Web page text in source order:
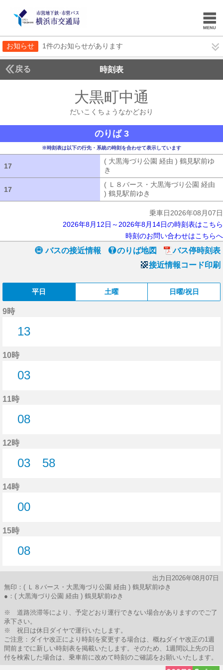
お知らせ 1件のお知らせがあります
戻る 時刻表
大黒町中通
だいこくちょうなかどおり
のりば 3
※時刻表は以下の行先・系統の時刻を合わせて表示しています
17
( 大黒海づり公園 経由 ) 鶴見駅前ゆ
き
17
( Ｌ８バース・大黒海づり公園 経由
) 鶴見駅前ゆき
乗車日2026年08月07日
2026年8月12日～2026年8月14日の時刻表はこちら
時刻のお問い合わせはこちらへ
バスの接近情報 のりば地図
バス停時刻表
接近情報コード印刷
平日 土曜 日曜/祝日
9時
13
10時
03
11時
08
12時
03
58
14時
00
15時
08
出力日2026年08月07日
無印：( Ｌ８バース・大黒海づり公園 経由 ) 鶴見駅前ゆき
●：( 大黒海づり公園 経由 ) 鶴見駅前ゆき
※ 道路渋滞等により、予定どおり運行できない場合がありますのでご了
承下さい。
※ 祝日は休日ダイヤで運行いたします。
ご注意：ダイヤ改正により時刻を変更する場合は、概ねダイヤ改正の1週
間前までに新しい時刻表を掲載いたします。そのため、1週間以上先の日
付を検索した場合は、乗車前に改めて時刻のご確認をお願いいたします。